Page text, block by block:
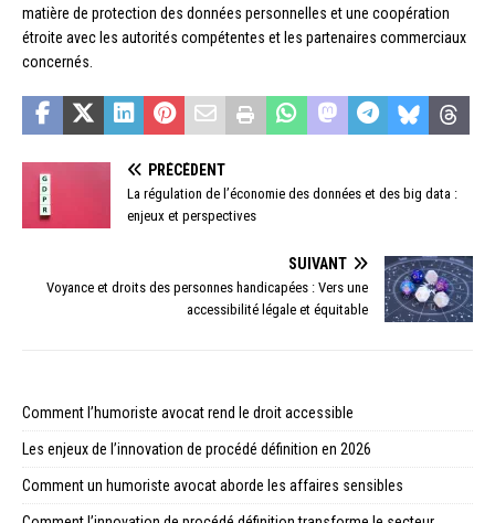
matière de protection des données personnelles et une coopération
étroite avec les autorités compétentes et les partenaires commerciaux
concernés.
PRÉCÉDENT
La régulation de l’économie des données et des big data :
enjeux et perspectives
SUIVANT
Voyance et droits des personnes handicapées : Vers une
accessibilité légale et équitable
Comment l’humoriste avocat rend le droit accessible
Les enjeux de l’innovation de procédé définition en 2026
Comment un humoriste avocat aborde les affaires sensibles